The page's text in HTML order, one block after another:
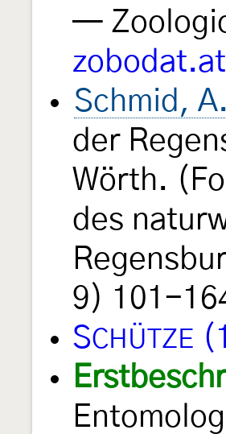
—
zobodat.at]
Schmid,
der
Wörth.
des
9) 101-
SCHÜTZE